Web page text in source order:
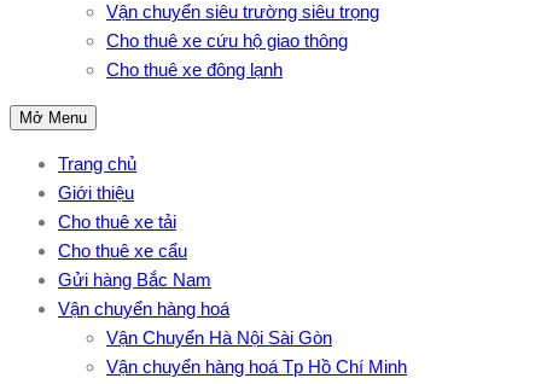
Vận chuyển siêu trường siêu trọng
Cho thuê xe cứu hộ giao thông
Cho thuê xe đông lạnh
Mở Menu
Trang chủ
Giới thiệu
Cho thuê xe tải
Cho thuê xe cẩu
Gửi hàng Bắc Nam
Vận chuyển hàng hoá
Vận Chuyển Hà Nội Sài Gòn
Vận chuyển hàng hoá Tp Hồ Chí Minh